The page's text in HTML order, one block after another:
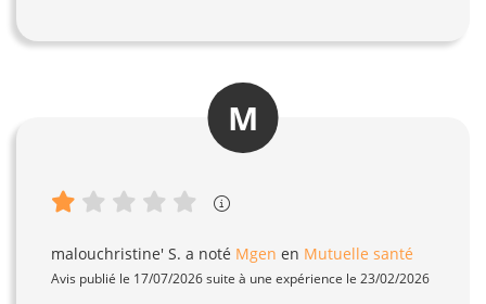
M
malouchristine' S. a noté Mgen en Mutuelle santé
Avis publié le 17/07/2026 suite à une expérience le 23/02/2026